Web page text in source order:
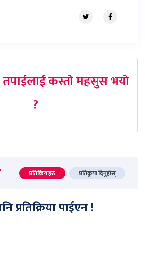
कस्तो महसुस भयो
?
प्रतिक्रियाहरु प्रतिकृया दिनुहोस्
प्रतिक्रिया पाईएन !